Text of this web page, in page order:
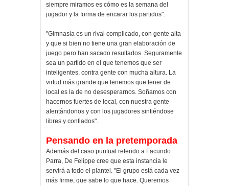
siempre miramos es cómo es la semana del
jugador y la forma de encarar los partidos".
"Gimnasia es un rival complicado, con gente alta
y que si bien no tiene una gran elaboración de
juego pero han sacado resultados. Seguramente
sea un partido en el que tenemos que ser
inteligentes, contra gente con mucha altura. La
virtud más grande que tenemos que tener de
local es la de no desesperarnos. Soñamos con
hacernos fuertes de local, con nuestra gente
alentándonos y con los jugadores sintiéndose
libres y confiados".
Pensando en la pretemporada
Además del caso puntual referido a Facundo
Parra, De Felippe cree que esta instancia le
servirá a todo el plantel. "El grupo está cada vez
más firme, que sabe lo que hace. Queremos